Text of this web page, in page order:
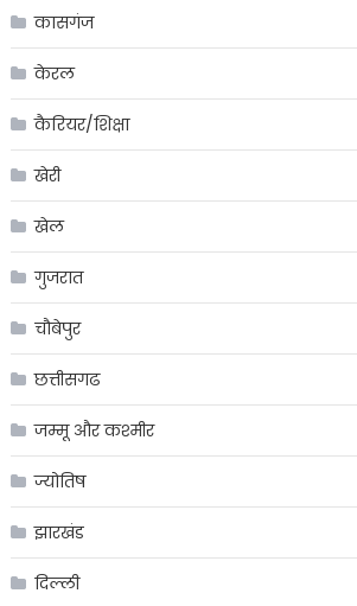
कासगंज
केरल
कैरियर/शिक्षा
खेरी
खेल
गुजरात
चौबेपुर
छत्तीसगढ
जम्मू और कश्मीर
ज्योतिष
झारखंड
दिल्ली